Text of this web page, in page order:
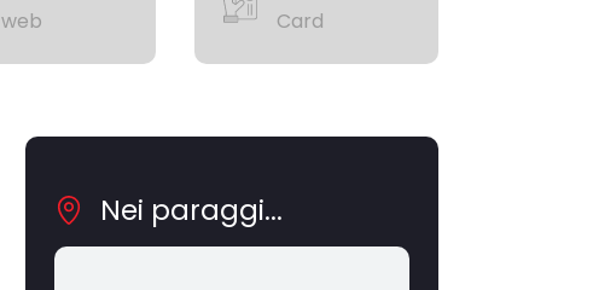
web
Card
Nei paraggi...